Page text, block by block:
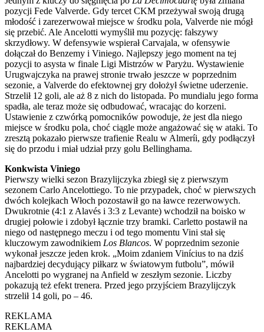
pozycji Fede Valverde. Gdy tercet CKM przeżywał swoją drugą
młodość i zarezerwował miejsce w środku pola, Valverde nie mógł
się przebić. Ale Ancelotti wymyślił mu pozycję: fałszywy
skrzydłowy. W defensywie wspierał Carvajala, w ofensywie
dołączał do Benzemy i Viniego. Najlepszy jego moment na tej
pozycji to asysta w finale Ligi Mistrzów w Paryżu. Wystawienie
Urugwajczyka na prawej stronie trwało jeszcze w poprzednim
sezonie, a Valverde do efektownej gry dołożył świetne uderzenie.
Strzelił 12 goli, ale aż 8 z nich do listopada. Po mundialu jego forma
spadła, ale teraz może się odbudować, wracając do korzeni.
Ustawienie z czwórką pomocników powoduje, że jest dla niego
miejsce w środku pola, choć ciągle może angażować się w ataki. To
zresztą pokazało pierwsze trafienie Realu w Almeríi, gdy podłączył
się do przodu i miał udział przy golu Bellinghama.
Konkwista Viniego
Pierwszy wielki sezon Brazylijczyka zbiegł się z pierwszym
sezonem Carlo Ancelottiego. To nie przypadek, choć w pierwszych
dwóch kolejkach Włoch pozostawił go na ławce rezerwowych.
Dwukrotnie (4:1 z Alavés i 3:3 z Levante) wchodził na boisko w
drugiej połowie i zdobył łącznie trzy bramki. Carletto postawił na
niego od następnego meczu i od tego momentu Vini stał się
kluczowym zawodnikiem Los Blancos. W poprzednim sezonie
wykonał jeszcze jeden krok. „Moim zdaniem Vinícius to na dziś
najbardziej decydujący piłkarz w światowym futbolu”, mówił
Ancelotti po wygranej na Anfield w zeszłym sezonie. Liczby
pokazują też efekt trenera. Przed jego przyjściem Brazylijczyk
strzelił 14 goli, po – 46.
REKLAMA
REKLAMA